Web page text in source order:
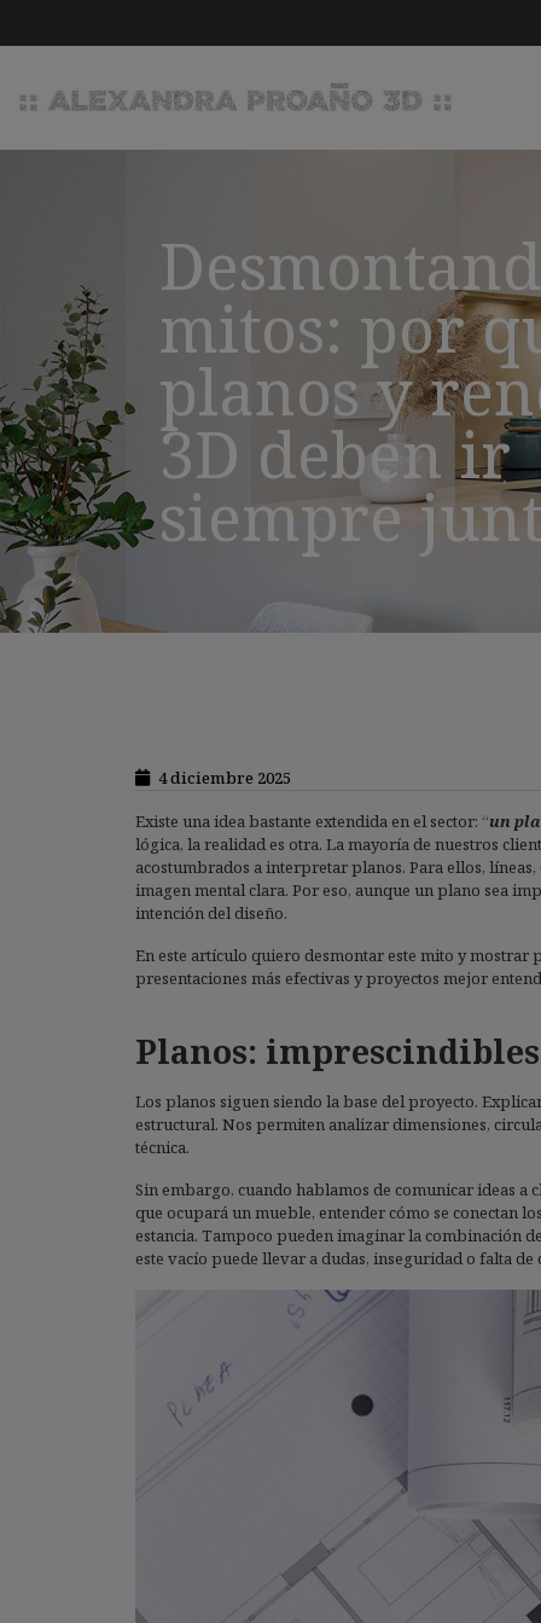
mitos: por
planos y
3D deben ir
siempre
4 diciembre 2025
Existe una idea bastante extendida en el sector: “un
lógica, la realidad es otra. La mayoría de nuestros
acostumbrados a interpretar planos. Para ellos,
imagen mental clara. Por eso, aunque un plano sea
intención del diseño.
En este artículo quiero desmontar este mito y mostrar
presentaciones más efectivas y proyectos mejor
Planos:
Los planos siguen siendo la base del proyecto.
estructural. Nos permiten analizar dimensiones,
técnica.
Sin embargo, cuando hablamos de comunicar ideas a
que ocupará un mueble, entender cómo se conectan
estancia. Tampoco pueden imaginar la combinación
este vacío puede llevar a dudas, inseguridad o falta de